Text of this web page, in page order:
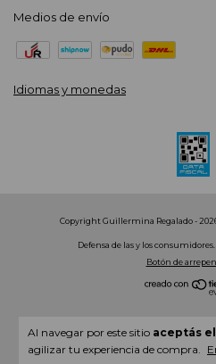
Al navegar por este sitio aceptás
agilizar tu experiencia de compra.
Medios de envío
Idiomas y monedas
Copyright Guillermina Regalado -
Defensa de las y los
Botón de